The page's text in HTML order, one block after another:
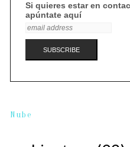
Si quieres estar en
apúntate aquí
Nube